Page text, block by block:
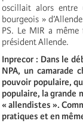
oscillait alors entre
bourgeois »
PS. Le MIR a
président Allende.
Inprecor : Dans le
NPA, un camarade
pouvoir populaire,
populaire, la grande
« allendistes ».
pratiques et en